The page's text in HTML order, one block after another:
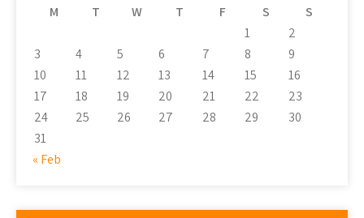
M
T W T F S
S
1
2
3
4 5 6 7 8
9
10
11 12 13 14 15
16
17
18 19 20 21 22
23
24
25 26 27 28 29
30
31
« Feb